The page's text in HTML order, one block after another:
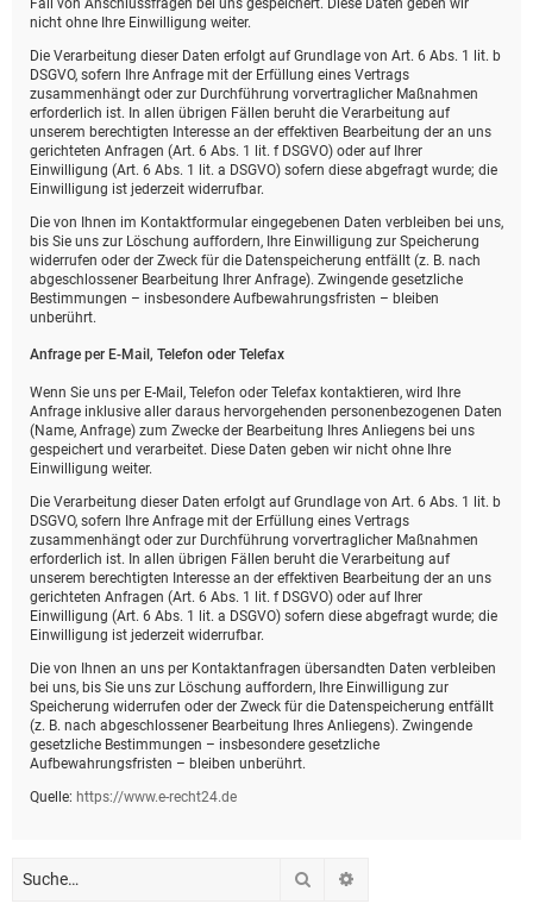
Fall von Anschlussfragen bei uns gespeichert. Diese Daten geben wir
nicht ohne Ihre Einwilligung weiter.
Die Verarbeitung dieser Daten erfolgt auf Grundlage von Art. 6 Abs. 1 lit. b
DSGVO, sofern Ihre Anfrage mit der Erfüllung eines Vertrags
zusammenhängt oder zur Durchführung vorvertraglicher Maßnahmen
erforderlich ist. In allen übrigen Fällen beruht die Verarbeitung auf
unserem berechtigten Interesse an der effektiven Bearbeitung der an uns
gerichteten Anfragen (Art. 6 Abs. 1 lit. f DSGVO) oder auf Ihrer
Einwilligung (Art. 6 Abs. 1 lit. a DSGVO) sofern diese abgefragt wurde; die
Einwilligung ist jederzeit widerrufbar.
Die von Ihnen im Kontaktformular eingegebenen Daten verbleiben bei uns,
bis Sie uns zur Löschung auffordern, Ihre Einwilligung zur Speicherung
widerrufen oder der Zweck für die Datenspeicherung entfällt (z. B. nach
abgeschlossener Bearbeitung Ihrer Anfrage). Zwingende gesetzliche
Bestimmungen – insbesondere Aufbewahrungsfristen – bleiben
unberührt.
Anfrage per E-Mail, Telefon oder Telefax
Wenn Sie uns per E-Mail, Telefon oder Telefax kontaktieren, wird Ihre
Anfrage inklusive aller daraus hervorgehenden personenbezogenen Daten
(Name, Anfrage) zum Zwecke der Bearbeitung Ihres Anliegens bei uns
gespeichert und verarbeitet. Diese Daten geben wir nicht ohne Ihre
Einwilligung weiter.
Die Verarbeitung dieser Daten erfolgt auf Grundlage von Art. 6 Abs. 1 lit. b
DSGVO, sofern Ihre Anfrage mit der Erfüllung eines Vertrags
zusammenhängt oder zur Durchführung vorvertraglicher Maßnahmen
erforderlich ist. In allen übrigen Fällen beruht die Verarbeitung auf
unserem berechtigten Interesse an der effektiven Bearbeitung der an uns
gerichteten Anfragen (Art. 6 Abs. 1 lit. f DSGVO) oder auf Ihrer
Einwilligung (Art. 6 Abs. 1 lit. a DSGVO) sofern diese abgefragt wurde; die
Einwilligung ist jederzeit widerrufbar.
Die von Ihnen an uns per Kontaktanfragen übersandten Daten verbleiben
bei uns, bis Sie uns zur Löschung auffordern, Ihre Einwilligung zur
Speicherung widerrufen oder der Zweck für die Datenspeicherung entfällt
(z. B. nach abgeschlossener Bearbeitung Ihres Anliegens). Zwingende
gesetzliche Bestimmungen – insbesondere gesetzliche
Aufbewahrungsfristen – bleiben unberührt.
Quelle: https://www.e-recht24.de
Suche